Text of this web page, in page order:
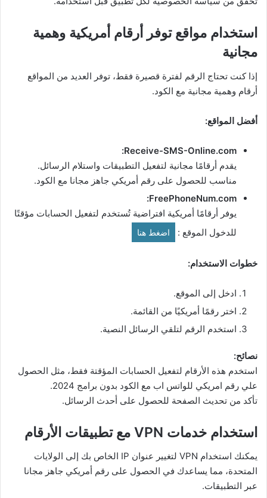
استخدام مواقع توفر أرقام أمريكية وهمية
مجانية
إذا كنت تحتاج الرقم لفترة قصيرة فقط، توفر العديد من المواقع
أرقام وهمية مجانية مع الكود.
أفضل المواقع:
Receive-SMS-Online.com:
يقدم أرقامًا مجانية لتفعيل التطبيقات واستلام الرسائل.
مناسب للحصول على رقم أمريكي جاهز مجانا مع الكود.
FreePhoneNum.com:
يوفر أرقامًا أمريكية افتراضية تُستخدم لتفعيل الحسابات مؤقتًا
للدخول الموقع :
اضغط هنا
خطوات الاستخدام:
ادخل إلى الموقع.
اختر رقمًا أمريكيًا من القائمة.
استخدم الرقم لتلقي الرسائل النصية.
نصائح:
استخدم هذه الأرقام لتفعيل الحسابات المؤقتة فقط، مثل الحصول
علي رقم امريكي للواتس اب مع الكود بدون برامج 2024.
تأكد من تحديث الصفحة للحصول على أحدث الرسائل.
استخدام خدمات VPN مع تطبيقات الأرقام
يمكنك استخدام VPN لتغيير عنوان IP الخاص بك إلى الولايات
المتحدة، مما يساعدك في الحصول على رقم أمريكي جاهز مجانا
عبر التطبيقات.